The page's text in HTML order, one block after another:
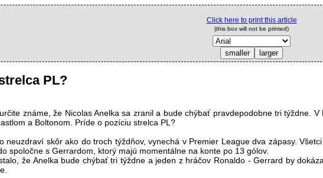
Click here to print this article
(this box will not be printed)
PL?
známe, že Nicolas Anelka sa zranil a bude chýbať pravdepodobne tri týždne.
a Boltonom. Príde o pozíciu strelca PL?
neuzdraví skôr ako do troch týždňov, vynechá v Premier League dva zápasy.
spoločne s Gerrardom, ktorý majú momentálne na konte po 13 gólov.
že Anelka bude chýbať tri týždne a jeden z hráčov Ronaldo - Gerrard by